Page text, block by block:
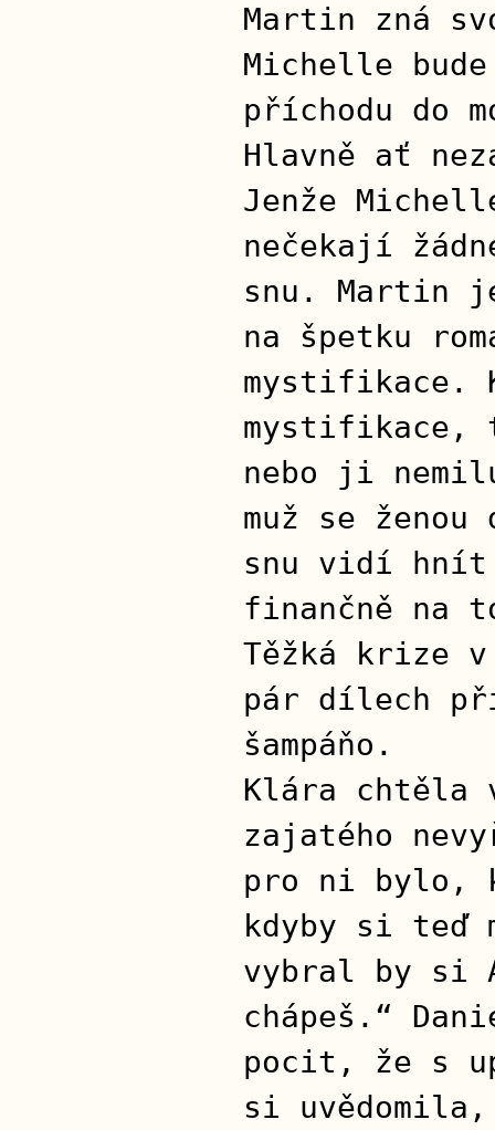
Martin zná
Michelle
příchodu do
Hlavně ať
Jenže
nečekají
snu. Martin
na špetku
mystifikace.
mystifikace,
nebo ji
muž se
snu vidí hnít
finančně na
Těžká krize v
pár dílech
šampáňo.
Klára chtěla
zajatého
pro ni bylo,
kdyby si teď
vybral by si
chápeš.“
pocit, že s
si